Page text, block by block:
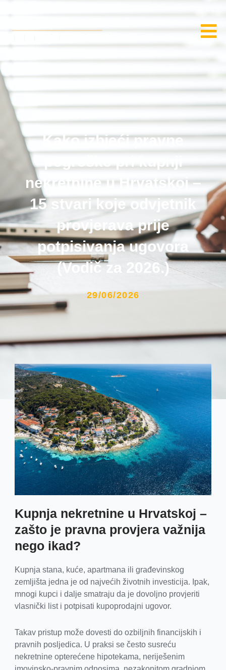
Kako izbjeći pravne
pogreške pri kupnji
nekretnine u Hrvatskoj –
15 stvari koje odvjetnik
provjerava prije
potpisivanja ugovora
(Vodič za 2026.)
29/06/2026
Kupnja nekretnine u Hrvatskoj –
zašto je pravna provjera važnija
nego ikad?
Kupnja stana, kuće, apartmana ili građevinskog
zemljišta jedna je od najvećih životnih investicija. Ipak,
mnogi kupci i dalje smatraju da je dovoljno provjeriti
vlasnički list i potpisati kupoprodajni ugovor.
Takav pristup može dovesti do ozbiljnih financijskih i
pravnih posljedica. U praksi se često susreću
nekretnine opterećene hipotekama, neriješenim